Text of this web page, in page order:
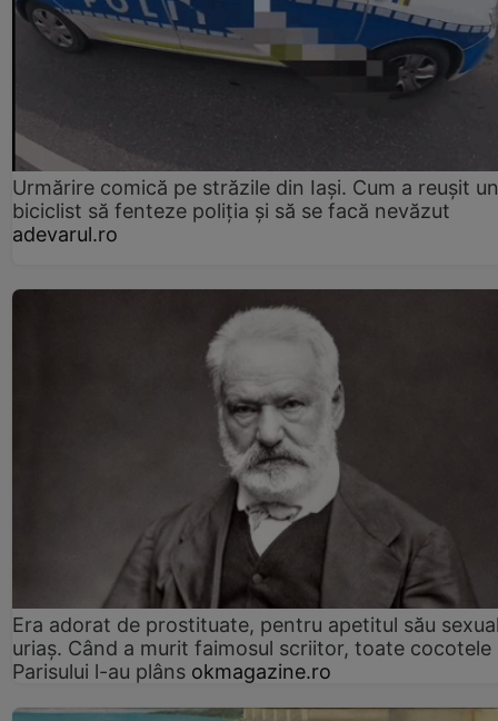
Urmărire comică pe străzile din Iași. Cum a reușit un
biciclist să fenteze poliția și să se facă nevăzut
adevarul.ro
Era adorat de prostituate, pentru apetitul său
uriaș. Când a murit faimosul scriitor, toate cocotele
Parisului l-au plâns okmagazine.ro